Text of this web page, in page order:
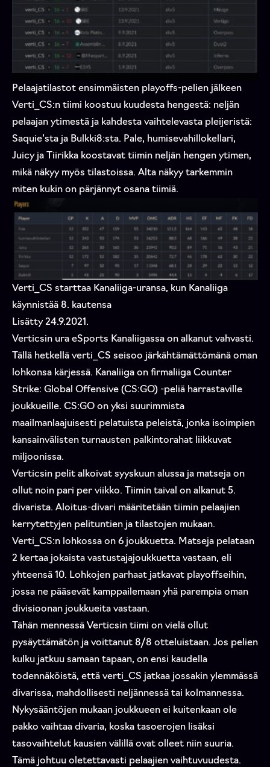
Pelaajatilastot ensimmäisten playoffs-pelien jälkeen
Verti_CS:n tiimi koostuu kuudesta hengestä: neljän
pelaajan ytimestä ja kahdesta vaihtelevasta pleijeristä:
Saquie’sta ja Bulkki8:sta. Pale, humisevahillokellari,
Juicy ja Tiirikka koostavat tiimin neljän hengen ytimen,
mikä näkyy myös tilastoissa. Alta näkyy tarkemmin
miten kukin on pärjännyt osana tiimiä.
Verti_CS starttaa Kanaliiga-uransa, kun Kanaliiga
käynnistää 8. kautensa
Lisätty 24.9.2021.
Verticsin ura eSports Kanaliigassa on alkanut vahvasti.
Tällä hetkellä verti_CS seisoo järkähtämättömänä oman
lohkonsa kärjessä. Kanaliiga on firmaliiga Counter
Strike: Global Offensive (CS:GO) -peliä harrastaville
joukkueille. CS:GO on yksi suurimmista
maailmanlaajuisesti pelatuista peleistä, jonka isoimpien
kansainvälisten turnausten palkintorahat liikkuvat
miljoonissa.
Verticsin pelit alkoivat syyskuun alussa ja matseja on
ollut noin pari per viikko. Tiimin taival on alkanut 5.
divarista. Aloitus-divari määritetään tiimin pelaajien
kerrytettyjen pelituntien ja tilastojen mukaan.
Verti_CS:n lohkossa on 6 joukkuetta. Matseja pelataan
2 kertaa jokaista vastustajajoukkuetta vastaan, eli
yhteensä 10. Lohkojen parhaat jatkavat playoffseihin,
jossa ne pääsevät kamppailemaan yhä parempia oman
divisioonan joukkueita vastaan.
Tähän mennessä Verticsin tiimi on vielä ollut
pysäyttämätön ja voittanut 8/8 otteluistaan. Jos pelien
kulku jatkuu samaan tapaan, on ensi kaudella
todennäköistä, että verti_CS jatkaa jossakin ylemmässä
divarissa, mahdollisesti neljännessä tai kolmannessa.
Nykysääntöjen mukaan joukkueen ei kuitenkaan ole
pakko vaihtaa divaria, koska tasoerojen lisäksi
tasovaihtelut kausien välillä ovat olleet niin suuria.
Tämä johtuu oletettavasti pelaajien vaihtuvuudesta.